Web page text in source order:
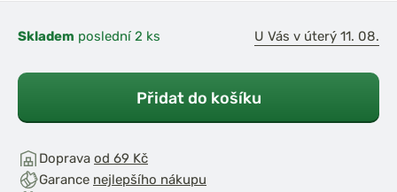
Skladem poslední 2 ks U Vás v úterý 11. 08.
Přidat do košíku
Doprava od 69 Kč
Garance nejlepšího nákupu